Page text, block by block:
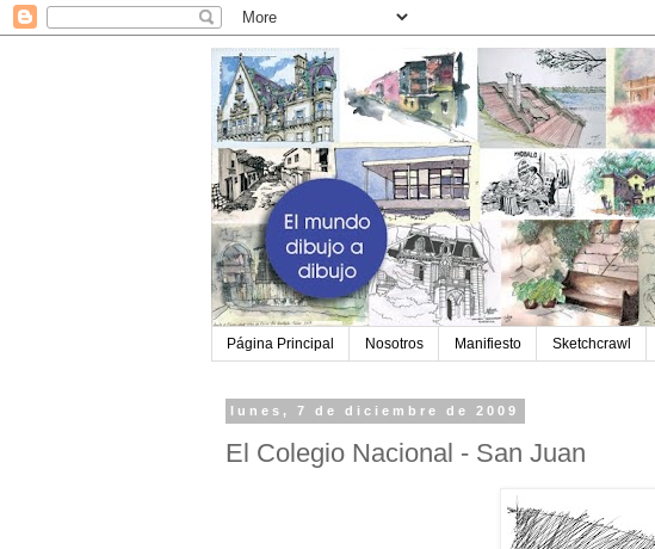
Página Principal Nosotros Manifiesto Sketchcrawl
lunes, 7 de diciembre de 2009
El Colegio Nacional - San Juan